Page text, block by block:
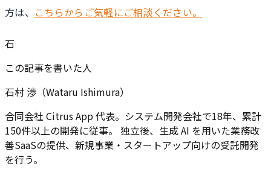
方は、 こちらからご気軽にご相談ください。
石
この記事を書いた人
石村 渉（Wataru Ishimura）
合同会社 Citrus App 代表。システム開発会社で18年、累計
150件以上の開発に従事。 独立後、生成 AI を用いた業務改
善SaaSの提供、新規事業・スタートアップ向けの受託開発
を行う。